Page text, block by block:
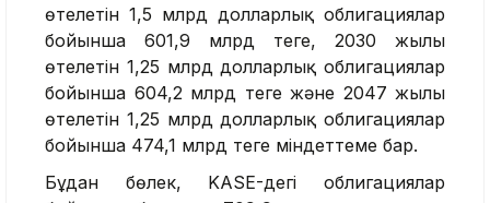
өтелетін 1,5 млрд долларлық облигациялар
бойынша 601,9 млрд теңге, 2030 жылы
өтелетін 1,25 млрд долларлық облигациялар
бойынша 604,2 млрд теңге және 2047 жылы
өтелетін 1,25 млрд долларлық облигациялар
бойынша 474,1 млрд теңге міндеттеме бар.
Бұдан бөлек, KASE-дегі облигациялар